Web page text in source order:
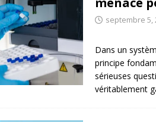
septembre 5,
Dans un
principe
sérieuses
véritablement